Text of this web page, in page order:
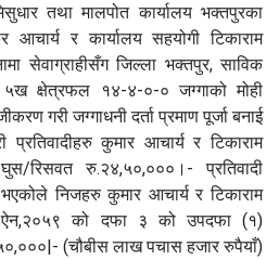
तथा मालपोत कार्यालय भक्तपुरका
र कार्यालय सहयोगी टिकाराम
सेवाग्राहीसँग जिल्ला भक्तपुर, साविक
५ख क्षेत्रफल १४-४-०-० जग्गाको मोही
गरी जग्गाधनी दर्ता प्रमाण पूर्जा बनाई
कुमार आचार्य र टिकाराम
रिसवत रु.२४,५०,०००।- प्रतिवादी
निजहरु कुमार आचार्य र टिकाराम
ऐन,२०५९ को दफा ३ को उपदफा (१)
(चौबीस लाख पचास हजार रुपैयाँ)